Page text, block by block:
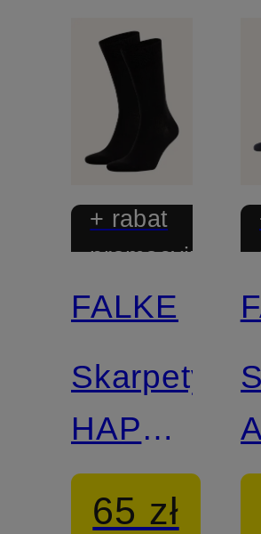
+ rabat
promocyjny
FALKE
Skarpety
HAPPY,
2 pary
65 zł